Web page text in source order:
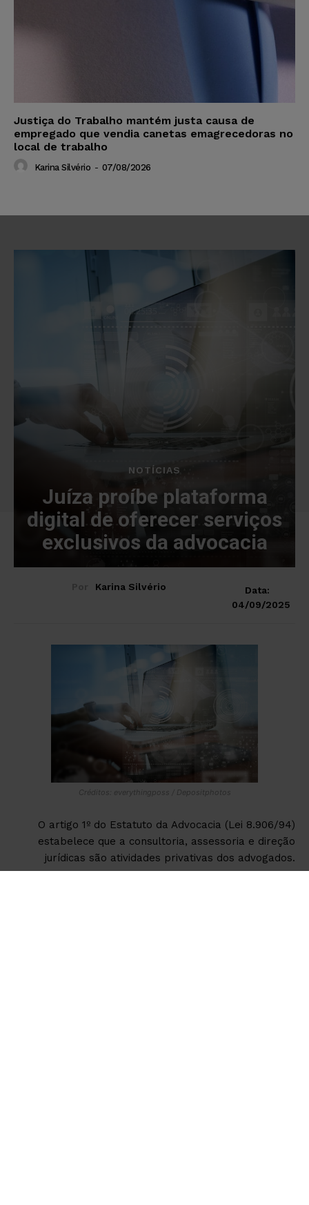
Justiça do Trabalho mantém justa causa de
empregado que vendia canetas emagrecedoras no
local de trabalho
Karina Silvério - 07/08/2026